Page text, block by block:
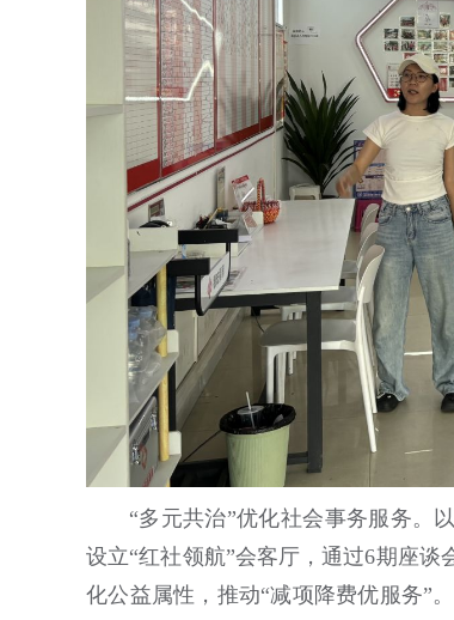
“多元共治”优化社会事务服务。
设立“红社领航”会客厅，通过6期座
化公益属性，推动“减项降费优服务”